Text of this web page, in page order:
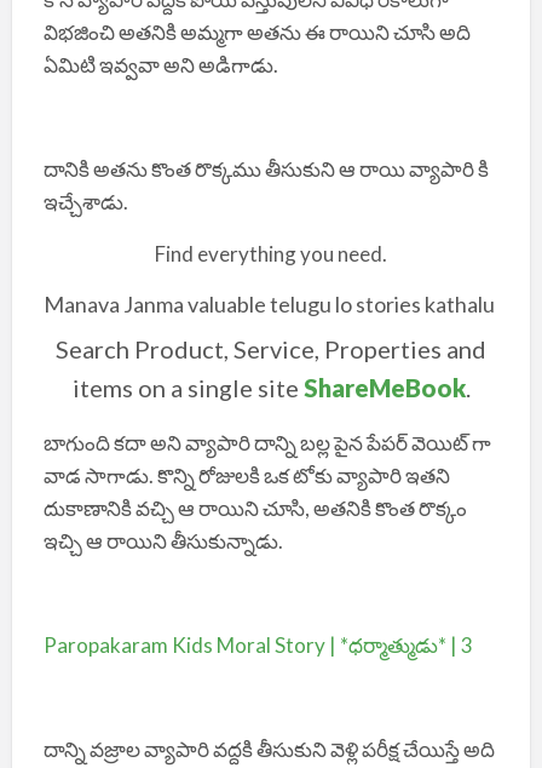
విభజించి అతనికి అమ్మగా అతను ఈ రాయిని చూసి అది
ఏమిటి ఇవ్వవా అని అడిగాడు.
దానికి అతను కొంత రొక్కము తీసుకుని ఆ రాయి వ్యాపారి కి
ఇచ్చేశాడు.
Find everything you need.
Manava Janma valuable telugu lo stories kathalu
Search Product, Service, Properties and
items on a single site ShareMeBook.
బాగుంది కదా అని వ్యాపారి దాన్ని బల్ల పైన పేపర్ వెయిట్ గా
వాడ సాగాడు. కొన్ని రోజులకి ఒక టోకు వ్యాపారి ఇతని
దుకాణానికి వచ్చి ఆ రాయిని చూసి, అతనికి కొంత రొక్కం
ఇచ్చి ఆ రాయిని తీసుకున్నాడు.
Paropakaram Kids Moral Story | *ధర్మాత్ముడు* | 3
దాన్ని వజ్రాల వ్యాపారి వద్దకి తీసుకుని వెళ్లి పరీక్ష చేయిస్తే అది